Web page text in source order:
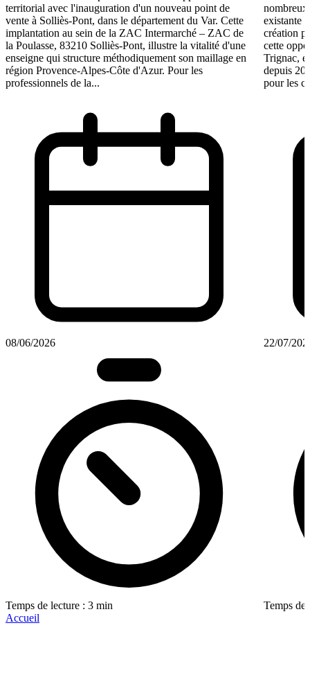
territorial avec l'inauguration d'un nouveau point de
vente à Solliès-Pont, dans le département du Var. Cette
implantation au sein de la ZAC Intermarché – ZAC de
la Poulasse, 83210 Solliès-Pont, illustre la vitalité d'une
enseigne qui structure méthodiquement son maillage en
région Provence-Alpes-Côte d'Azur. Pour les
professionnels de la...
08/06/2026
Temps de lecture : 3 min
nombreux
existante
création
cette
Trignac,
depuis
pour les
22/07/
Temps de
Accueil